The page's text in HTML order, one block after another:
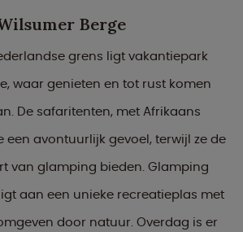
Berge
grens ligt vakantiepark
waar genieten en tot rust komen
De safaritenten, met Afrikaans
een avontuurlijk gevoel, terwijl ze de
van glamping bieden. Glamping
aan een unieke recreatieplas met
door natuur. Overdag is er